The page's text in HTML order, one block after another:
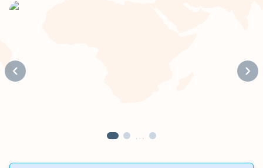
Previous slide
…